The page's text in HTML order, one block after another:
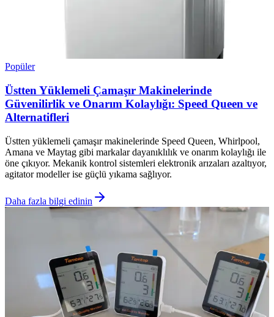
Popüler
Üstten Yüklemeli Çamaşır Makinelerinde
Güvenilirlik ve Onarım Kolaylığı: Speed Queen ve
Alternatifleri
Üstten yüklemeli çamaşır makinelerinde Speed Queen, Whirlpool,
Amana ve Maytag gibi markalar dayanıklılık ve onarım kolaylığı ile
öne çıkıyor. Mekanik kontrol sistemleri elektronik arızaları azaltıyor,
agitator modeller ise güçlü yıkama sağlıyor.
Daha fazla bilgi edinin